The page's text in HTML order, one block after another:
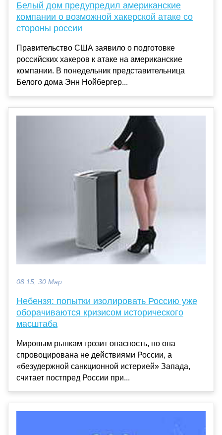
Белый дом предупредил американские
компании о возможной хакерской атаке со
стороны россии
Правительство США заявило о подготовке
российских хакеров к атаке на американские
компании. В понедельник представительница
Белого дома Энн Нойбергер...
08:15, 30 Мар
Небензя: попытки изолировать Россию уже
оборачиваются кризисом исторического
масштаба
Мировым рынкам грозит опасность, но она
спровоцирована не действиями России, а
«безудержной санкционной истерией» Запада,
считает постпред России при...